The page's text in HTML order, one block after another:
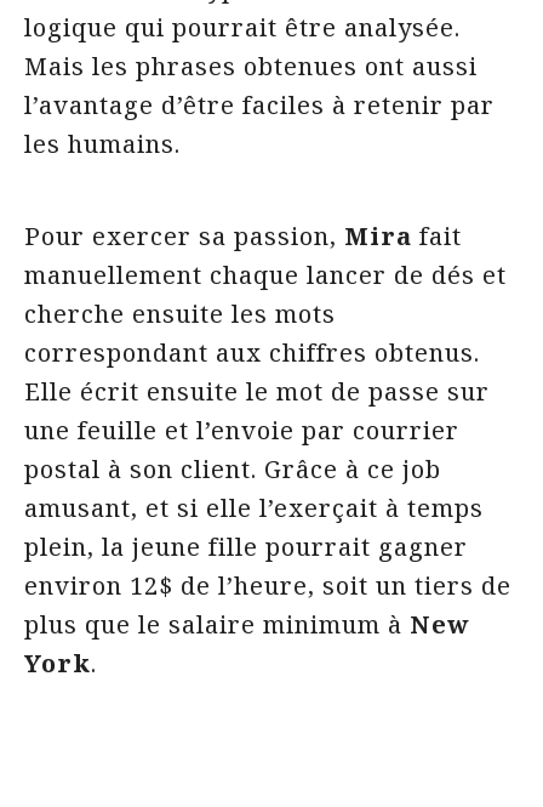
logique qui pourrait être analysée.
Mais les phrases obtenues ont aussi
l’avantage d’être faciles à retenir par
les humains.
Pour exercer sa passion, Mira fait
manuellement chaque lancer de dés et
cherche ensuite les mots
correspondant aux chiffres obtenus.
Elle écrit ensuite le mot de passe sur
une feuille et l’envoie par courrier
postal à son client. Grâce à ce job
amusant, et si elle l’exerçait à temps
plein, la jeune fille pourrait gagner
environ 12$ de l’heure, soit un tiers de
plus que le salaire minimum à New
York.